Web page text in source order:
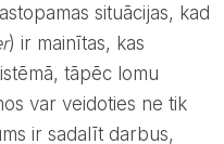
situācijas, kad
) ir mainītas, kas
tāpēc lomu
var veidoties ne tik
ir sadalīt darbus,